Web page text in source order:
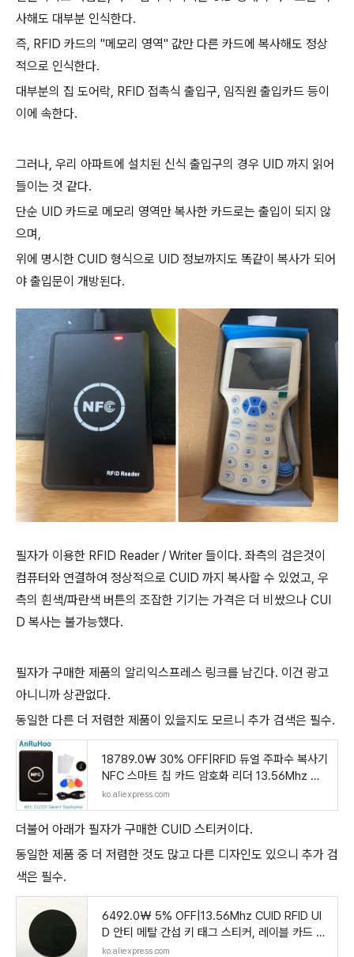
사해도 대부분 인식한다.
즉, RFID 카드의 "메모리 영역" 값만 다른 카드에 복사해도 정상
적으로 인식한다.
대부분의 집 도어락, RFID 접촉식 출입구, 임직원 출입카드 등이
이에 속한다.
그러나, 우리 아파트에 설치된 신식 출입구의 경우 UID 까지 읽어
들이는 것 같다.
단순 UID 카드로 메모리 영역만 복사한 카드로는 출입이 되지 않
으며,
위에 명시한 CUID 형식으로 UID 정보까지도 똑같이 복사가 되어
야 출입문이 개방된다.
필자가 이용한 RFID Reader / Writer 들이다. 좌측의 검은것이
컴퓨터와 연결하여 정상적으로 CUID 까지 복사할 수 있었고, 우
측의 흰색/파란색 버튼의 조잡한 기기는 가격은 더 비쌌으나 CUI
D 복사는 불가능했다.
필자가 구매한 제품의 알리익스프레스 링크를 남긴다. 이건 광고
아니니까 상관없다.
동일한 다른 더 저렴한 제품이 있을지도 모르니 추가 검색은 필수.
18789.0₩ 30% OFF|RFID 듀얼 주파수 복사기
NFC 스마트 칩 카드 암호화 리더 13.56Mhz 키
복사기 125Khz 토
ko.aliexpress.com
더불어 아래가 필자가 구매한 CUID 스티커이다.
동일한 제품 중 더 저렴한 것도 많고 다른 디자인도 있으니 추가 검
색은 필수.
6492.0₩ 5% OFF|13.56Mhz CUID RFID UI
D 안티 메탈 간섭 키 태그 스티커, 레이블 카드 변
경 가능 블록 0 NFC m
ko.aliexpress.com